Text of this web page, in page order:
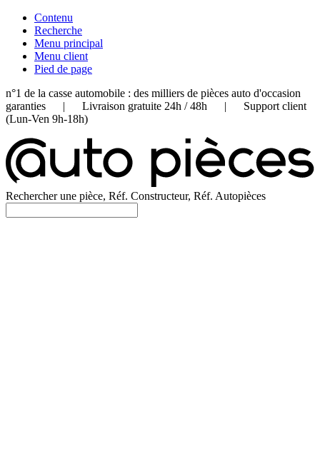
Contenu
Recherche
Menu principal
Menu client
Pied de page
n°1 de la casse automobile : des milliers de pièces auto d'occasion
garanties | Livraison gratuite 24h / 48h | Support client
(Lun-Ven 9h-18h)
Rechercher une pièce, Réf. Constructeur, Réf. Autopièces